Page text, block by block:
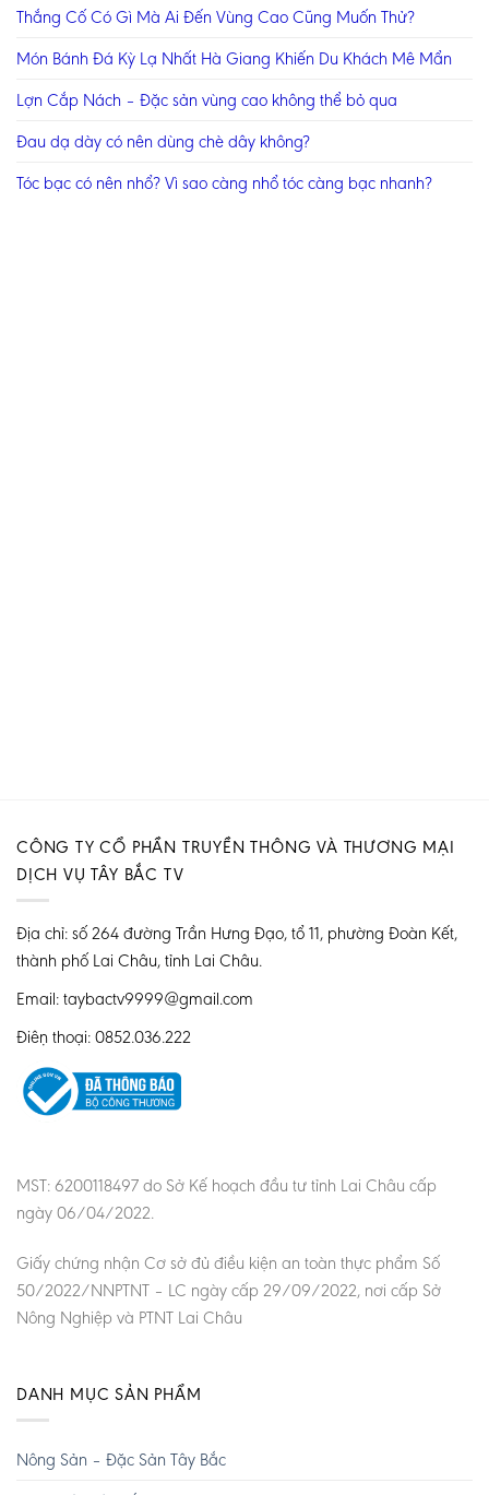
Thắng Cố Có Gì Mà Ai Đến Vùng Cao Cũng Muốn Thử?
Món Bánh Đá Kỳ Lạ Nhất Hà Giang Khiến Du Khách Mê Mẩn
Lợn Cắp Nách – Đặc sản vùng cao không thể bỏ qua
Đau dạ dày có nên dùng chè dây không?
Tóc bạc có nên nhổ? Vì sao càng nhổ tóc càng bạc nhanh?
CÔNG TY CỔ PHẦN TRUYỀN THÔNG VÀ THƯƠNG MẠI
DỊCH VỤ TÂY BẮC TV
Địa chỉ: số 264 đường Trần Hưng Đạo, tổ 11, phường Đoàn Kết,
thành phố Lai Châu, tỉnh Lai Châu.
Email: taybactv9999@gmail.com
Điện thoại: 0852.036.222
MST: 6200118497 do Sở Kế hoạch đầu tư tỉnh Lai Châu cấp
ngày 06/04/2022.
Giấy chứng nhận Cơ sở đủ điều kiện an toàn thực phẩm Số
50/2022/NNPTNT – LC ngày cấp 29/09/2022, nơi cấp Sở
Nông Nghiệp và PTNT Lai Châu
DANH MỤC SẢN PHẨM
Nông Sản – Đặc Sản Tây Bắc